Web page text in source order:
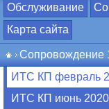
Обслуживание
Карта сайта
Сопровождение
ИТС КП февраль
ИТС КП июнь 2020